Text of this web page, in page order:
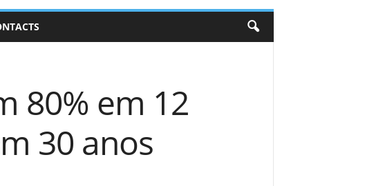
80% em 12
30 anos